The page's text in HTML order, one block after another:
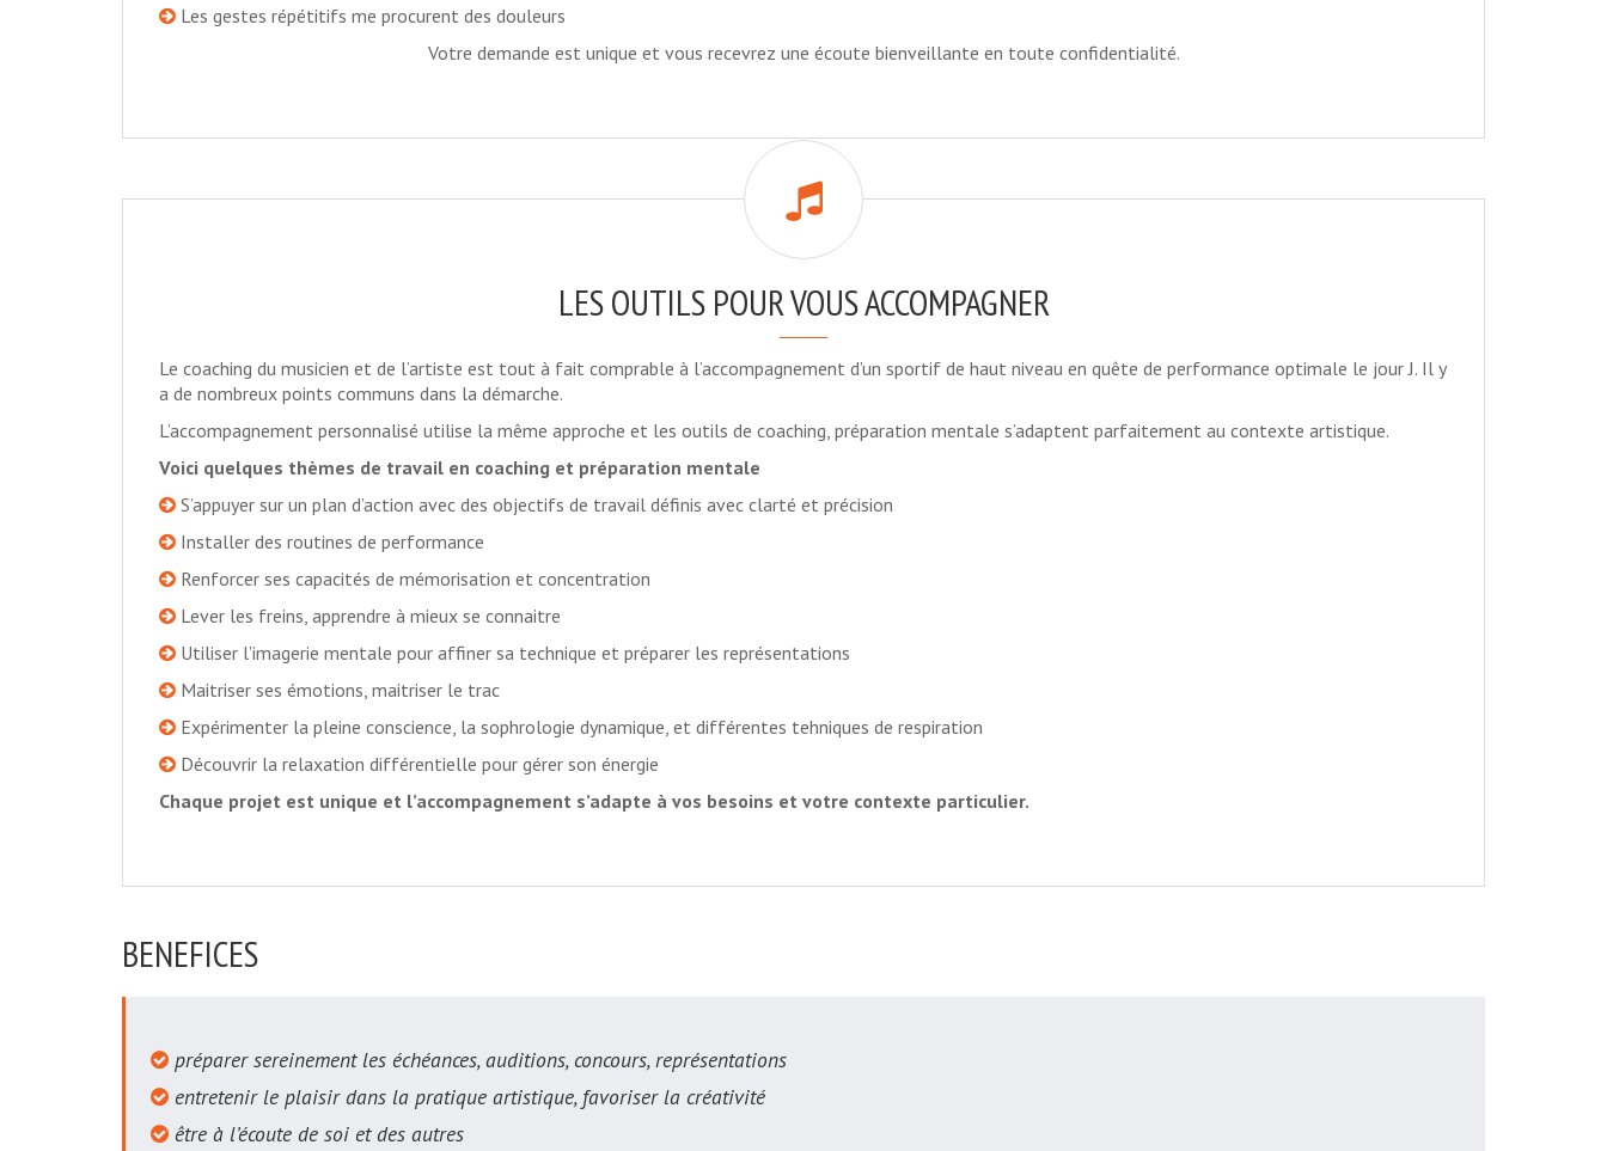
Les gestes répétitifs me procurent des douleurs
Votre demande est unique et vous recevrez une écoute bienveillante en toute confidentialité.
LES OUTILS POUR VOUS ACCOMPAGNER
Le coaching du musicien et de l’artiste est tout à fait comprable à l’accompagnement d’un sportif de haut niveau en quête de performance optimale le jour J. Il y
a de nombreux points communs dans la démarche.
L’accompagnement personnalisé utilise la même approche et les outils de coaching, préparation mentale s’adaptent parfaitement au contexte artistique.
Voici quelques thèmes de travail en coaching et préparation mentale
S’appuyer sur un plan d’action avec des objectifs de travail définis avec clarté et précision
Installer des routines de performance
Renforcer ses capacités de mémorisation et concentration
Lever les freins, apprendre à mieux se connaitre
Utiliser l’imagerie mentale pour affiner sa technique et préparer les représentations
Maitriser ses émotions, maitriser le trac
Expérimenter la pleine conscience, la sophrologie dynamique, et différentes tehniques de respiration
Découvrir la relaxation différentielle pour gérer son énergie
Chaque projet est unique et l’accompagnement s’adapte à vos besoins et votre contexte particulier.
BENEFICES
préparer sereinement les échéances, auditions, concours, représentations
entretenir le plaisir dans la pratique artistique, favoriser la créativité
être à l’écoute de soi et des autres